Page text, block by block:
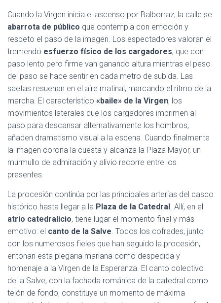
Cuando la Virgen inicia el ascenso por Balborraz, la calle se
abarrota de público que contempla con emoción y
respeto el paso de la imagen. Los espectadores valoran el
tremendo esfuerzo físico de los cargadores, que con
paso lento pero firme van ganando altura mientras el peso
del paso se hace sentir en cada metro de subida. Las
saetas resuenan en el aire matinal, marcando el ritmo de la
marcha. El característico «baile» de la Virgen, los
movimientos laterales que los cargadores imprimen al
paso para descansar alternativamente los hombros,
añaden dramatismo visual a la escena. Cuando finalmente
la imagen corona la cuesta y alcanza la Plaza Mayor, un
murmullo de admiración y alivio recorre entre los
presentes.
La procesión continúa por las principales arterias del casco
histórico hasta llegar a la Plaza de la Catedral . Allí, en el
atrio catedralicio, tiene lugar el momento final y más
emotivo: el canto de la Salve . Todos los cofrades, junto
con los numerosos fieles que han seguido la procesión,
entonan esta plegaria mariana como despedida y
homenaje a la Virgen de la Esperanza. El canto colectivo
de la Salve, con la fachada románica de la catedral como
telón de fondo, constituye un momento de máxima